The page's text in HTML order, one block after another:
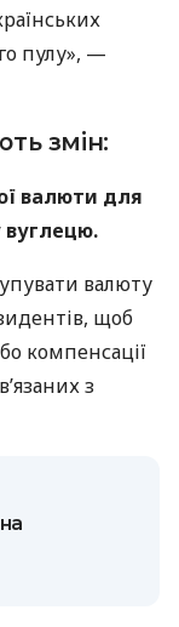
пулу», —
змін:
валюти для
вуглецю.
валюту
щоб
компенсації
з